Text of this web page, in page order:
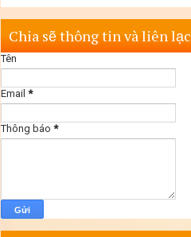
Chia sẽ thông tin và liên lạc
Tên
Email *
Thông báo *